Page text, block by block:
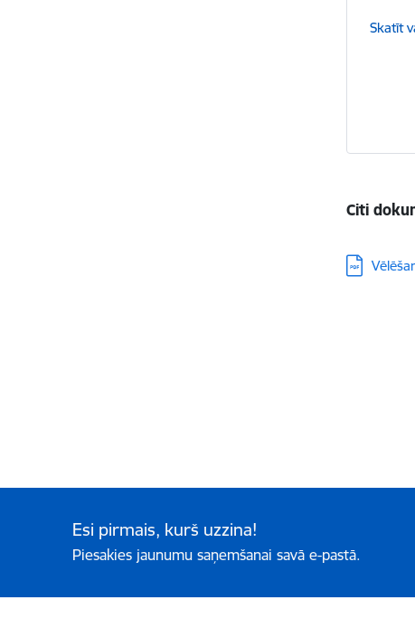
Skatīt
Citi
Esi pirmais, kurš uzzina!
Piesakies jaunumu saņemšanai savā e-pastā.